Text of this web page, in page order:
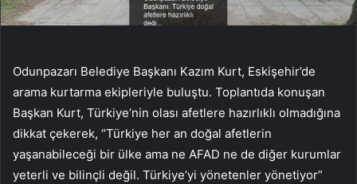
Odunpazarı Belediye Başkanı Kazım Kurt, Eskişehir’de
arama kurtarma ekipleriyle buluştu. Toplantıda konuşan
Başkan Kurt, Türkiye’nin olası afetlere hazırlıklı olmadığına
dikkat çekerek, “Türkiye her an doğal afetlerin
yaşanabileceği bir ülke ama ne AFAD ne de diğer kurumlar
yeterli ve bilinçli değil. Türkiye’yi yönetenler yönetiyor”